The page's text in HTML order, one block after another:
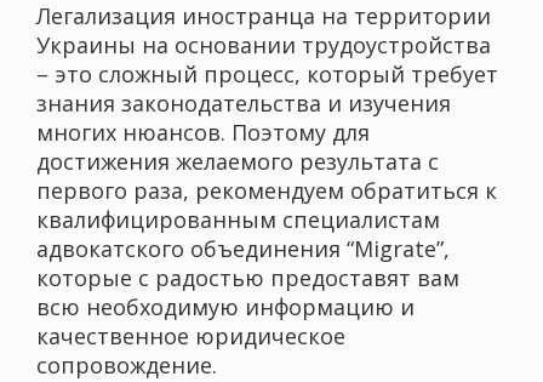
Легализация иностранца на территории
Украины на основании трудоустройства
– это сложный процесс, который требует
знания законодательства и изучения
многих нюансов. Поэтому для
достижения желаемого результата с
первого раза, рекомендуем обратиться к
квалифицированным специалистам
адвокатского объединения “Migrate”,
которые с радостью предоставят вам
всю необходимую информацию и
качественное юридическое
сопровождение.